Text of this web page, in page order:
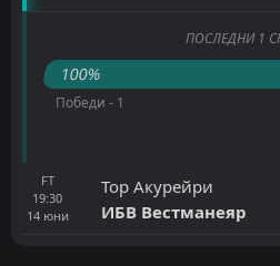
ПОСЛЕДНИ 1
100%
Победи - 1
FT
19:30
14 юни
Тор Акурейри
ИБВ Вестманеяр